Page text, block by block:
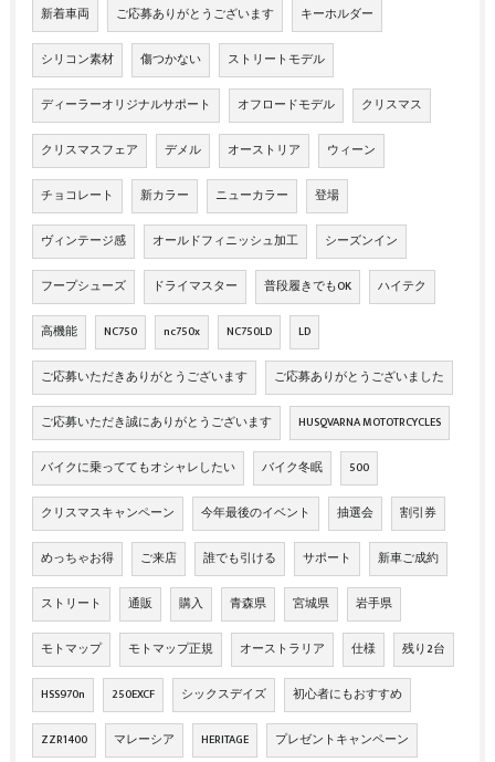
新着車両 ご応募ありがとうございます キーホルダー
シリコン素材 傷つかない ストリートモデル
ディーラーオリジナルサポート オフロードモデル クリスマス
クリスマスフェア デメル オーストリア ウィーン
チョコレート 新カラー ニューカラー 登場
ヴィンテージ感 オールドフィニッシュ加工 シーズンイン
フープシューズ ドライマスター 普段履きでもOK ハイテク
高機能 NC750 nc750x NC750LD LD
ご応募いただきありがとうございます ご応募ありがとうございました
ご応募いただき誠にありがとうございます HUSQVARNA MOTOTRCYCLES
バイクに乗っててもオシャレしたい バイク冬眠 500
クリスマスキャンペーン 今年最後のイベント 抽選会 割引券
めっちゃお得 ご来店 誰でも引ける サポート 新車ご成約
ストリート 通販 購入 青森県 宮城県 岩手県
モトマップ モトマップ正規 オーストラリア 仕様 残り2台
HSS970n 250EXCF シックスデイズ 初心者にもおすすめ
ZZR1400 マレーシア HERITAGE プレゼントキャンペーン